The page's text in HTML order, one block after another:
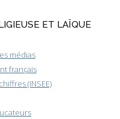
ET LAÏQUE
médias
français
(INSEE)